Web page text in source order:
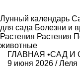
Лунный календарь
для сада Болезни и
Растения Растения
животные
ГЛАВНАЯ •САД И
9 июня 2026 /Леля